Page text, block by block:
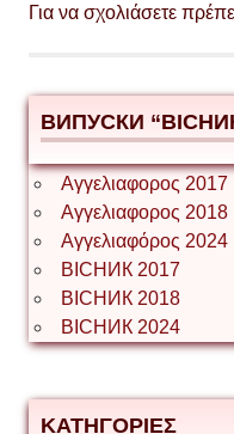
Για να σχολιάσετε
ВИПУСКИ
Αγγελιαφορος 2017
Αγγελιαφορος 2018
Αγγελιαφόρος 2024
ВІСНИК 2017
ВІСНИК 2018
ВІСНИК 2024
ΚΑΤΗΓΟΡΙΕΣ